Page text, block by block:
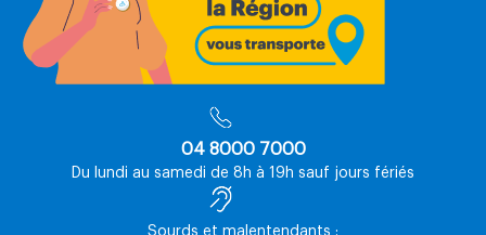
04 8000 7000
Du lundi au samedi de 8h à 19h sauf jours fériés
Sourds et malentendants :